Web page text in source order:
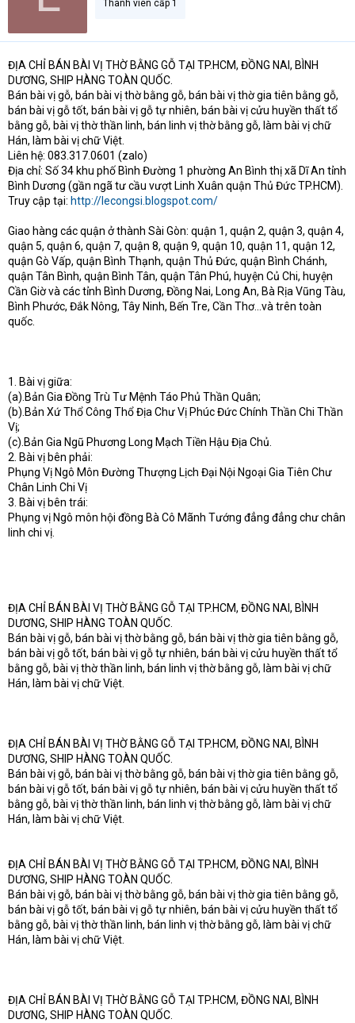
Thành viên cấp 1
ĐỊA CHỈ BÁN BÀI VỊ THỜ BẰNG GỖ TẠI TP.HCM, ĐỒNG NAI, BÌNH
DƯƠNG, SHIP HÀNG TOÀN QUỐC.
Bán bài vị gỗ, bán bài vị thờ bằng gỗ, bán bài vị thờ gia tiên bằng gỗ,
bán bài vị gỗ tốt, bán bài vị gỗ tự nhiên, bán bài vị cửu huyền thất tổ
bằng gỗ, bài vị thờ thần linh, bán linh vị thờ bằng gỗ, làm bài vị chữ
Hán, làm bài vị chữ Việt.
Liên hệ: 083.317.0601 (zalo)
Địa chỉ: Số 34 khu phố Bình Đường 1 phường An Bình thị xã Dĩ An tỉnh
Bình Dương (gần ngã tư cầu vượt Linh Xuân quận Thủ Đức TP.HCM).
Truy cập tại: http://lecongsi.blogspot.com/
Giao hàng các quận ở thành Sài Gòn: quận 1, quận 2, quận 3, quận 4,
quận 5, quận 6, quận 7, quận 8, quận 9, quận 10, quận 11, quận 12,
quận Gò Vấp, quận Bình Thạnh, quận Thủ Đức, quận Bình Chánh,
quận Tân Bình, quận Bình Tân, quận Tân Phú, huyện Củ Chi, huyện
Cần Giờ và các tỉnh Bình Dương, Đồng Nai, Long An, Bà Rịa Vũng Tàu,
Bình Phước, Đắk Nông, Tây Ninh, Bến Tre, Cần Thơ...và trên toàn
quốc.
1. Bài vị giữa:
(a).Bản Gia Đồng Trù Tư Mệnh Táo Phủ Thần Quân;
(b).Bản Xứ Thổ Công Thổ Địa Chư Vị Phúc Đức Chính Thần Chi Thần
Vị;
(c).Bản Gia Ngũ Phương Long Mạch Tiền Hậu Địa Chủ.
2. Bài vị bên phải:
Phụng Vị Ngô Môn Đường Thượng Lịch Đại Nội Ngoại Gia Tiên Chư
Chân Linh Chi Vị
3. Bài vị bên trái:
Phụng vị Ngô môn hội đồng Bà Cô Mãnh Tướng đẳng đẳng chư chân
linh chi vị.
ĐỊA CHỈ BÁN BÀI VỊ THỜ BẰNG GỖ TẠI TP.HCM, ĐỒNG NAI, BÌNH
DƯƠNG, SHIP HÀNG TOÀN QUỐC.
Bán bài vị gỗ, bán bài vị thờ bằng gỗ, bán bài vị thờ gia tiên bằng gỗ,
bán bài vị gỗ tốt, bán bài vị gỗ tự nhiên, bán bài vị cửu huyền thất tổ
bằng gỗ, bài vị thờ thần linh, bán linh vị thờ bằng gỗ, làm bài vị chữ
Hán, làm bài vị chữ Việt.
ĐỊA CHỈ BÁN BÀI VỊ THỜ BẰNG GỖ TẠI TP.HCM, ĐỒNG NAI, BÌNH
DƯƠNG, SHIP HÀNG TOÀN QUỐC.
Bán bài vị gỗ, bán bài vị thờ bằng gỗ, bán bài vị thờ gia tiên bằng gỗ,
bán bài vị gỗ tốt, bán bài vị gỗ tự nhiên, bán bài vị cửu huyền thất tổ
bằng gỗ, bài vị thờ thần linh, bán linh vị thờ bằng gỗ, làm bài vị chữ
Hán, làm bài vị chữ Việt.
ĐỊA CHỈ BÁN BÀI VỊ THỜ BẰNG GỖ TẠI TP.HCM, ĐỒNG NAI, BÌNH
DƯƠNG, SHIP HÀNG TOÀN QUỐC.
Bán bài vị gỗ, bán bài vị thờ bằng gỗ, bán bài vị thờ gia tiên bằng gỗ,
bán bài vị gỗ tốt, bán bài vị gỗ tự nhiên, bán bài vị cửu huyền thất tổ
bằng gỗ, bài vị thờ thần linh, bán linh vị thờ bằng gỗ, làm bài vị chữ
Hán, làm bài vị chữ Việt.
ĐỊA CHỈ BÁN BÀI VỊ THỜ BẰNG GỖ TẠI TP.HCM, ĐỒNG NAI, BÌNH
DƯƠNG, SHIP HÀNG TOÀN QUỐC.